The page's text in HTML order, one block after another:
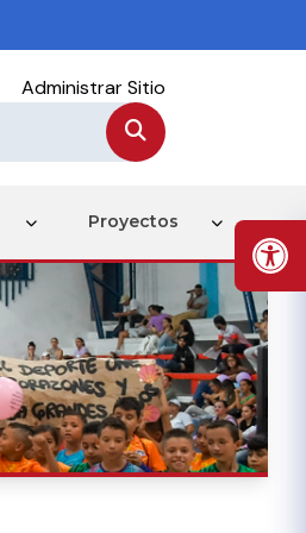
Administrar Sitio
Proyectos